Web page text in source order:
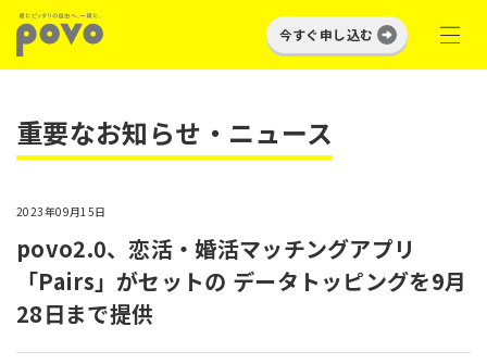
今すぐ申し込む
重要なお知らせ・ニュース
2023年09月15日
povo2.0、恋活・婚活マッチングアプリ
「Pairs」がセットの データトッピングを9月
28日まで提供